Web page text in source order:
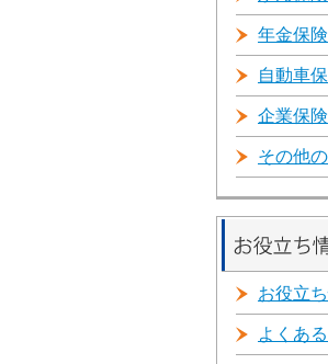
年金保険
自動車
企業保険
その他
お役立
よくあ